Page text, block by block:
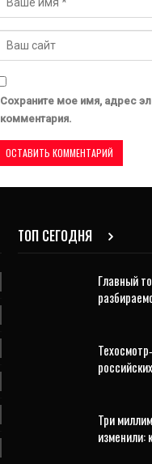
Сохраните мое имя, адрес
комментария.
ТОП СЕГОДНЯ
Главный
Три
изменили: